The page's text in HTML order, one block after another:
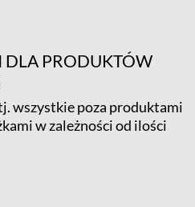
DLA PRODUKTÓW
wszystkie poza produktami
w zależności od ilości